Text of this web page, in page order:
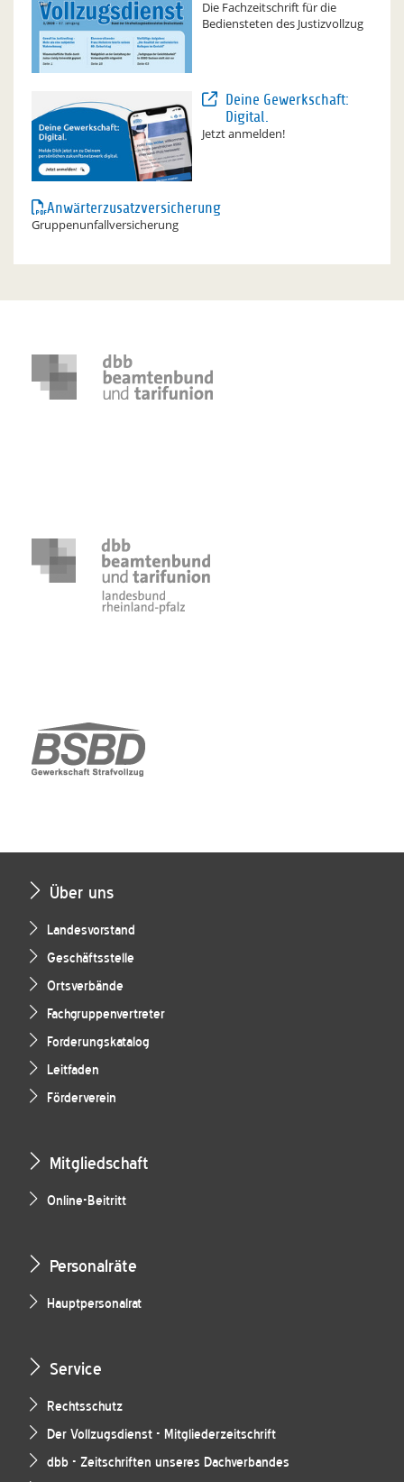
Die Fachzeitschrift für die
Bediensteten des Justizvollzug
Deine Gewerkschaft:
Digital.
Jetzt anmelden!
Anwärterzusatzversicherung
Gruppenunfallversicherung
Über uns
Landesvorstand
Geschäftsstelle
Ortsverbände
Fachgruppenvertreter
Forderungskatalog
Leitfaden
Förderverein
Mitgliedschaft
Online-Beitritt
Personalräte
Hauptpersonalrat
Service
Rechtsschutz
Der Vollzugsdienst - Mitgliederzeitschrift
dbb - Zeitschriften unseres Dachverbandes